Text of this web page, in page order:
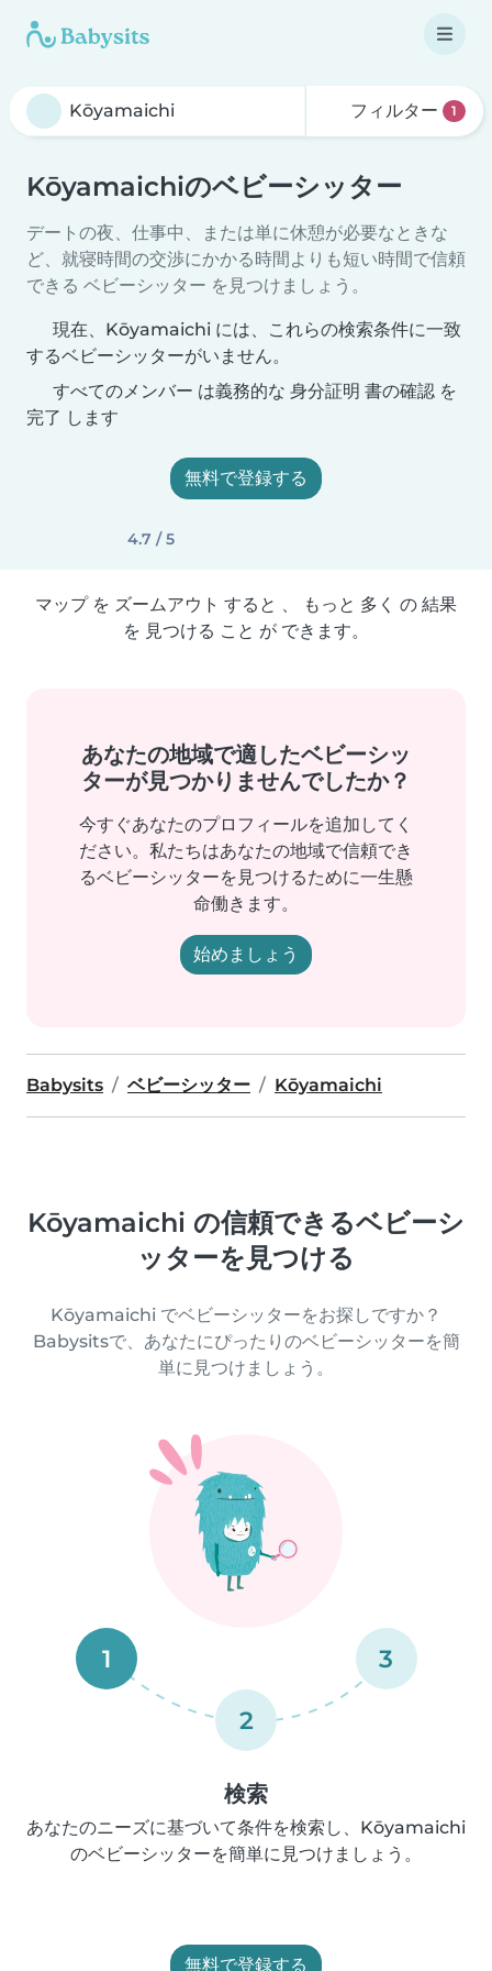
フィルター 1
Kōyamaichiのベビーシッター
デートの夜、仕事中、または単に休憩が必要なときな
ど、就寝時間の交渉にかかる時間よりも短い時間で信頼
できる ベビーシッター を見つけましょう。
現在、Kōyamaichi には、これらの検索条件に一致
するベビーシッターがいません。
すべてのメンバー は義務的な 身分証明 書の確認 を
完了 します
無料で登録する
4.7 / 5
マップ を ズームアウト すると 、 もっと 多く の 結果
を 見つける こと が できます。
あなたの地域で適したベビーシッ
ターが見つかりませんでしたか？
今すぐあなたのプロフィールを追加してく
ださい。私たちはあなたの地域で信頼でき
るベビーシッターを見つけるために一生懸
命働きます。
始めましょう
Babysits ベビーシッター Kōyamaichi
Kōyamaichi の信頼できるベビーシ
ッターを見つける
Kōyamaichi でベビーシッターをお探しですか？
Babysitsで、あなたにぴったりのベビーシッターを簡
単に見つけましょう。
1
2
3
検索
あなたのニーズに基づいて条件を検索し、Kōyamaichi
のベビーシッターを簡単に見つけましょう。
無料で登録する